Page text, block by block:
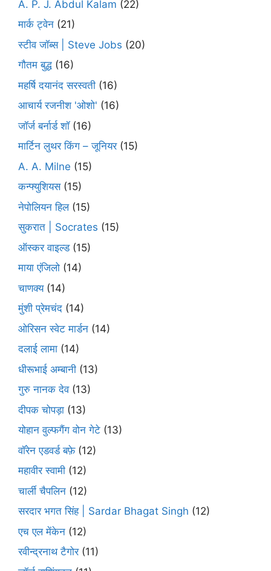
A. P. J. Abdul Kalam (22)
मार्क ट्वेन (21)
स्टीव जॉब्स | Steve Jobs (20)
गौतम बुद्ध (16)
महर्षि दयानंद सरस्वती (16)
आचार्य रजनीश 'ओशो' (16)
जॉर्ज बर्नार्ड शॉ(16)
मार्टिन लुथर किंग – जूनियर(15)
A. A. Milne (15)
कन्फ्युशियस(15)
नेपोलियन हिल(15)
सुकरात | Socrates (15)
ऑस्कर वाइल्ड(15)
माया एंजिलो (14)
चाणक्य(14)
मुंशी प्रेमचंद (14)
ओरिसन स्‍वेट मार्डन (14)
दलाई लामा (14)
धीरूभाई अम्बानी (13)
गुरु नानक देव(13)
दीपक चोपड़ा (13)
योहान वुल्फगैंग वोन गेटे (13)
वॉरेन एडवर्ड बफ़े(12)
महावीर स्वामी (12)
चार्ली चैपलिन (12)
सरदार भगत सिंह | Sardar Bhagat Singh (12)
एच एल मेंकेन (12)
रवीन्द्रनाथ टैगोर(11)